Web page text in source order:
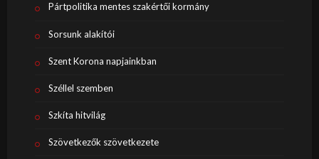
Pártpolitika mentes szakértői kormány
Sorsunk alakítói
Szent Korona napjainkban
Széllel szemben
Szkíta hitvilág
Szövetkezők szövetkezete